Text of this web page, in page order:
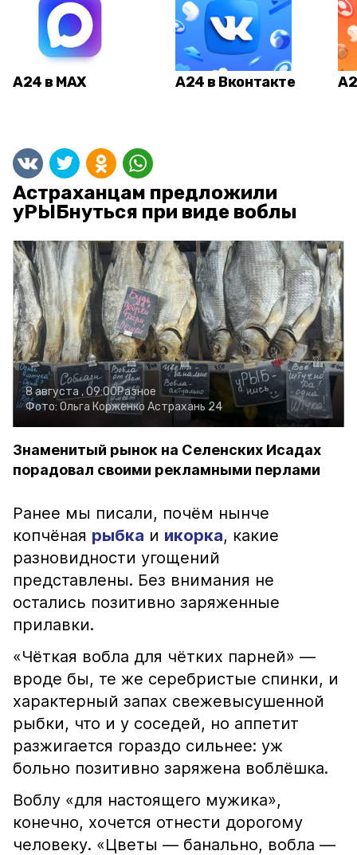
А24 в MAX А24 в Вконтакте
Астраханцам предложили
уРЫБнуться при виде воблы
8 августа , 09:00Разное
Фото: Ольга Корженко Астрахань 24
Знаменитый рынок на Селенских Исадах
порадовал своими рекламными перлами
Ранее мы писали, почём нынче
копчёная рыбка и икорка, какие
разновидности угощений
представлены. Без внимания не
остались позитивно заряженные
прилавки.
«Чёткая вобла для чётких парней» —
вроде бы, те же серебристые спинки, и
характерный запах свежевысушенной
рыбки, что и у соседей, но аппетит
разжигается гораздо сильнее: уж
больно позитивно заряжена воблёшка.
Воблу «для настоящего мужика»,
конечно, хочется отнести дорогому
человеку. «Цветы — банально, вобла —